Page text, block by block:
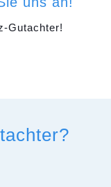
Gutachter!